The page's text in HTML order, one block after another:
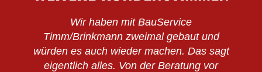
Wir haben mit BauService
Timm/Brinkmann zweimal gebaut und
würden es auch wieder machen. Das sagt
eigentlich alles. Von der Beratung vor